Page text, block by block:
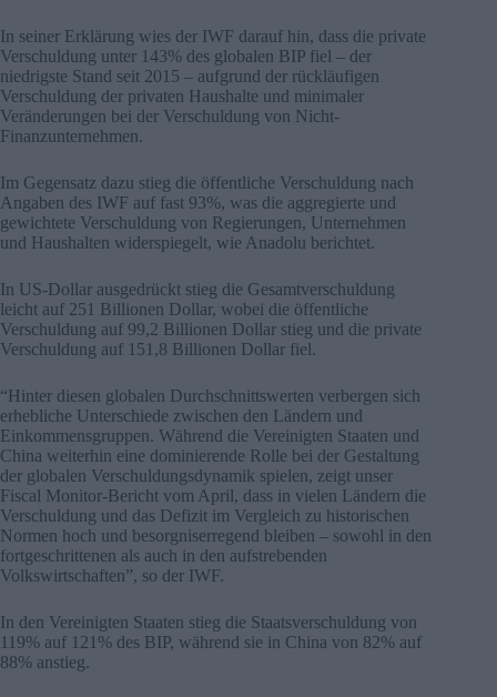
In seiner Erklärung wies der IWF darauf hin, dass die private
Verschuldung unter 143% des globalen BIP fiel – der
niedrigste Stand seit 2015 – aufgrund der rückläufigen
Verschuldung der privaten Haushalte und minimaler
Veränderungen bei der Verschuldung von Nicht-
Finanzunternehmen.
Im Gegensatz dazu stieg die öffentliche Verschuldung nach
Angaben des IWF auf fast 93%, was die aggregierte und
gewichtete Verschuldung von Regierungen, Unternehmen
und Haushalten widerspiegelt, wie Anadolu berichtet.
In US-Dollar ausgedrückt stieg die Gesamtverschuldung
leicht auf 251 Billionen Dollar, wobei die öffentliche
Verschuldung auf 99,2 Billionen Dollar stieg und die private
Verschuldung auf 151,8 Billionen Dollar fiel.
“Hinter diesen globalen Durchschnittswerten verbergen sich
erhebliche Unterschiede zwischen den Ländern und
Einkommensgruppen. Während die Vereinigten Staaten und
China weiterhin eine dominierende Rolle bei der Gestaltung
der globalen Verschuldungsdynamik spielen, zeigt unser
Fiscal Monitor-Bericht vom April, dass in vielen Ländern die
Verschuldung und das Defizit im Vergleich zu historischen
Normen hoch und besorgniserregend bleiben – sowohl in den
fortgeschrittenen als auch in den aufstrebenden
Volkswirtschaften”, so der IWF.
In den Vereinigten Staaten stieg die Staatsverschuldung von
119% auf 121% des BIP, während sie in China von 82% auf
88% anstieg.